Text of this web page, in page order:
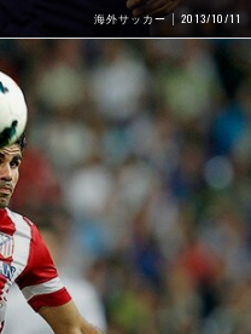
海外サッカー 2013/10/11